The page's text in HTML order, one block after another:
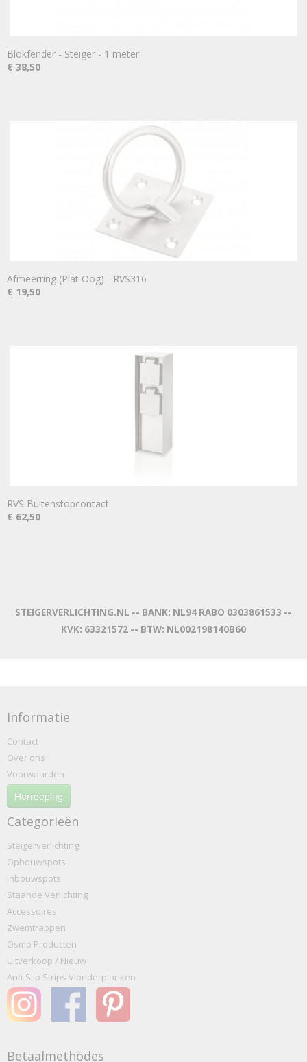
Blokfender - Steiger - 1 meter
€ 38,50
Afmeerring (Plat Oog) - RVS316
€ 19,50
RVS Buitenstopcontact
€ 62,50
STEIGERVERLICHTING.NL -- BANK: NL94 RABO 0303861533 --
KVK: 63321572 -- BTW: NL002198140B60
Informatie
Contact
Over ons
Voorwaarden
Herroeping
Categorieën
Steigerverlichting
Opbouwspots
Inbouwspots
Staande Verlichting
Accessoires
Zwemtrappen
Osmo Producten
Uitverkoop / Nieuw
Anti-Slip Strips Vlonderplanken
Betaalmethodes